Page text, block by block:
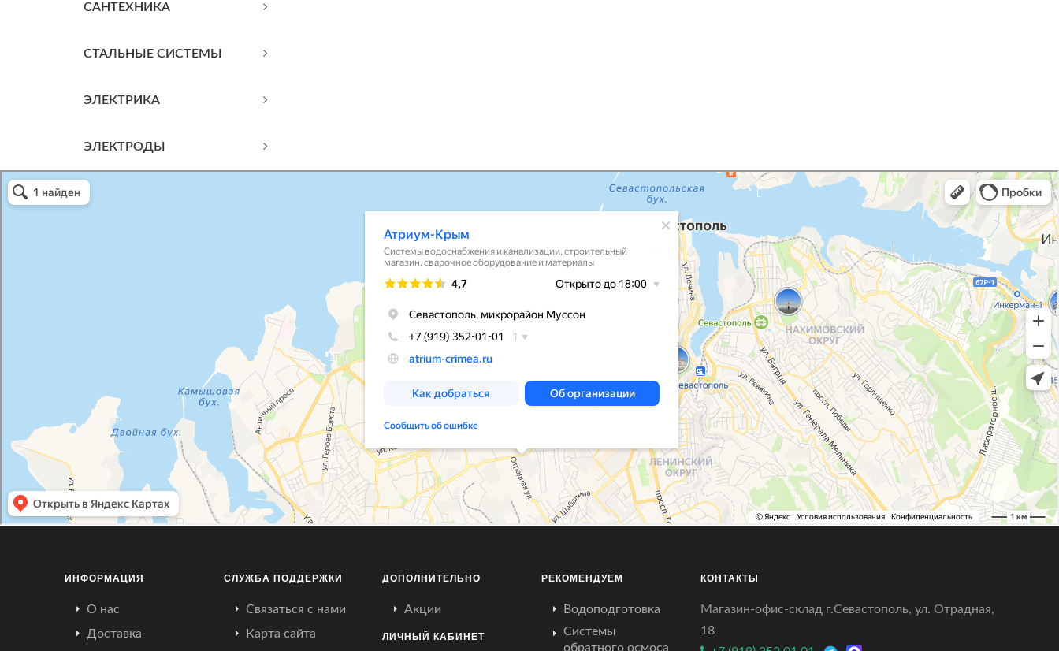
САНТЕХНИКА
СТАЛЬНЫЕ СИСТЕМЫ
ЭЛЕКТРИКА
ЭЛЕКТРОДЫ
Атриум-Крым
Системы водоснабжения, отопления, канализации в Севастополе
Снабжение строительных объектов в Севастополе
ИНФОРМАЦИЯ
О нас
Доставка
СЛУЖБА ПОДДЕРЖКИ
Связаться с нами
Карта сайта
ДОПОЛНИТЕЛЬНО
Акции
ЛИЧНЫЙ КАБИНЕТ
РЕКОМЕНДУЕМ
Водоподготовка
Системы
обратного осмоса
КОНТАКТЫ
Магазин-офис-склад г.Севастополь, ул. Отрадная,
18